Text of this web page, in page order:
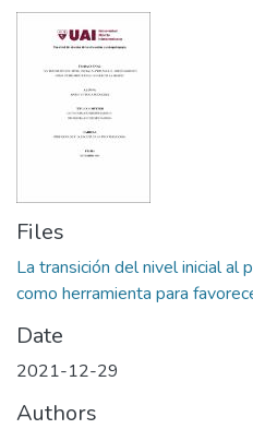
Files
La transición del nivel inicial al
como herramienta para
Date
2021-12-29
Authors